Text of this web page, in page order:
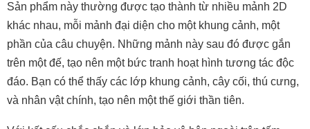
Sản phẩm này thường được tạo thành từ nhiều mảnh 2D
khác nhau, mỗi mảnh đại diện cho một khung cảnh, một
phần của câu chuyện. Những mảnh này sau đó được gắn
trên một đế, tạo nên một bức tranh hoạt hình tương tác độc
đáo. Bạn có thể thấy các lớp khung cảnh, cây cối, thú cưng,
và nhân vật chính, tạo nên một thế giới thần tiên.